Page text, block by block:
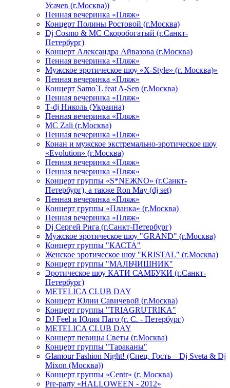
Усачев (г.Москва))
Пенная вечеринка «Пляж»
Концерт Полины Ростовой (г.Москва)
Dj Cosmo & МС Скоробогатый (г.Санкт-
Петербург)
Концерт Александра Айвазова (г.Москва)
Пенная вечеринка «Пляж»
Мужское эротическое шоу «X-Style» (г. Москва)»
Пенная вечеринка «Пляж»
Концерт Samo`L feat A-Sen (г.Москва)
Пенная вечеринка «Пляж»
Т-dj Николь (Украина)
Пенная вечеринка «Пляж»
МС Zali (г.Москва)
Пенная вечеринка «Пляж»
Конан и мужское экстремально-эротическое шоу
«Evolution» (г.Москва)
Пенная вечеринка «Пляж»
Пенная вечеринка «Пляж»
Концерт группы «S*NEЖNO» (г.Санкт-
Петербург), а также Ron May (dj set)
Пенная вечеринка «Пляж»
Концерт группы «Планка» (г.Москва)
Пенная вечеринка «Пляж»
Dj Сергей Рига (г.Санкт-Петербург)
Мужское эротическое шоу "GRAND" (г.Москва)
Концерт группы "КАСТА"
Женское эротическое шоу "KRISTAL" (г.Москва)
Концерт группы "МАЛЬЧИШНИК"
Эротическое шоу КАТИ САМБУКИ (г.Санкт-
Петербург)
METELICA CLUB DAY
Концерт Юлии Савичевой (г.Москва)
Концерт группы "TRIAGRUTRIKA"
DJ Feel и Юлия Паго (г. С. - Петербург)
METELICA CLUB DAY
Концерт певицы Светы (г.Москва)
Концерт группы "Тараканы"
Glamour Fashion Night! (Спец. Гость – Dj Sveta & Dj
Mixon (Москва))
Концерт группы «Centr» (г. Москва)
Pre-party «HALLOWEEN - 2012»